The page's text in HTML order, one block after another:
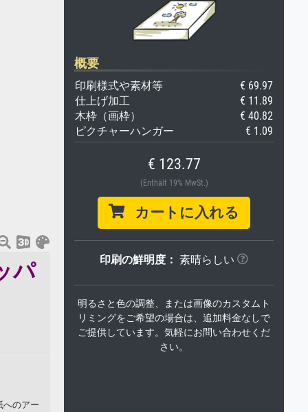
パ
へのアー
概要
印刷様式や素材等
€ 69.97
仕上げ加工
€ 11.89
木枠（画枠）
€ 40.82
ピクチャーハンガー
€ 1.09
€ 123.77
(Enthält 19% MwSt.)
カートに入れる
印刷の鮮明度： 素晴らしい
明るさと色の調整、または画像のカスタムト
リミングをご希望の場合は、追加料金なしで
ご提供しています。気軽にお問い合わせくだ
さい。